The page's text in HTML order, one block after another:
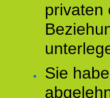
privaten
Sie